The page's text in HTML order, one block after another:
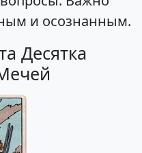
и осознанным.
Десятка